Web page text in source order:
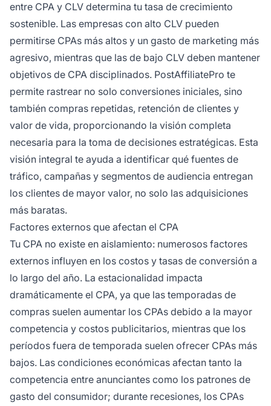
entre CPA y CLV determina tu tasa de crecimiento
sostenible. Las empresas con alto CLV pueden
permitirse CPAs más altos y un gasto de marketing más
agresivo, mientras que las de bajo CLV deben mantener
objetivos de CPA disciplinados. PostAffiliatePro te
permite rastrear no solo conversiones iniciales, sino
también compras repetidas, retención de clientes y
valor de vida, proporcionando la visión completa
necesaria para la toma de decisiones estratégicas. Esta
visión integral te ayuda a identificar qué fuentes de
tráfico, campañas y segmentos de audiencia entregan
los clientes de mayor valor, no solo las adquisiciones
más baratas.
Factores externos que afectan el CPA
Tu CPA no existe en aislamiento: numerosos factores
externos influyen en los costos y tasas de conversión a
lo largo del año. La estacionalidad impacta
dramáticamente el CPA, ya que las temporadas de
compras suelen aumentar los CPAs debido a la mayor
competencia y costos publicitarios, mientras que los
períodos fuera de temporada suelen ofrecer CPAs más
bajos. Las condiciones económicas afectan tanto la
competencia entre anunciantes como los patrones de
gasto del consumidor; durante recesiones, los CPAs